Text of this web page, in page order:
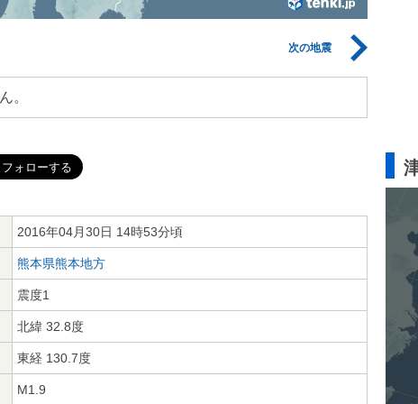
次の地震
。
2016年04月30日 14時53分頃
熊本県熊本地方
震度1
北緯 32.8度
東経 130.7度
M1.9